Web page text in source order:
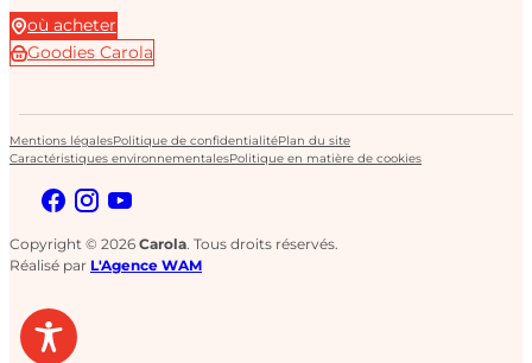
où acheter
Goodies Carola
Mentions légalesPolitique de confidentialitéPlan du site
Caractéristiques environnementalesPolitique en matière de cookies
Copyright © 2026 Carola. Tous droits réservés.
Réalisé par L'Agence WAM